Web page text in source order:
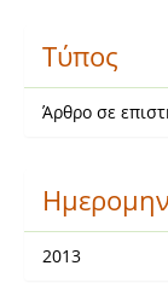
Τύπος
Άρθρο σε
2013